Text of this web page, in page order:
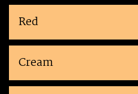
Red
Cream